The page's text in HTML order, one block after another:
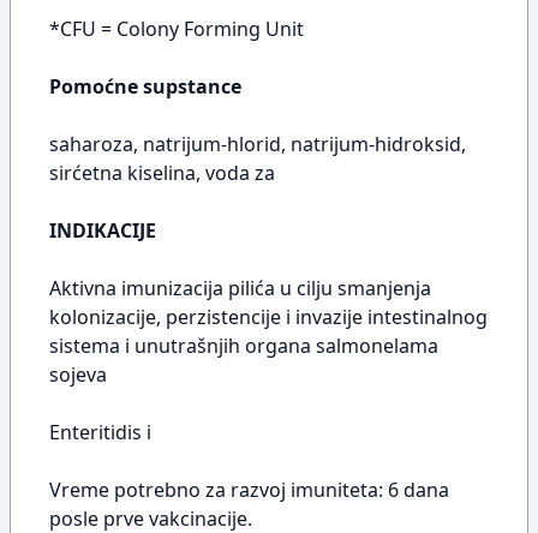
*CFU = Colony Forming Unit
Pomoćne supstance
saharoza, natrijum-hlorid, natrijum-hidroksid,
sirćetna kiselina, voda za
INDIKACIJE
Aktivna imunizacija pilića u cilju smanjenja
kolonizacije, perzistencije i invazije intestinalnog
sistema i unutrašnjih organa salmonelama
sojeva
Enteritidis i
Vreme potrebno za razvoj imuniteta: 6 dana
posle prve vakcinacije.